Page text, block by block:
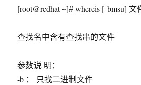
[root@redhat ~]# whereis [-bmsu] 文
查找名中含有查找串的文件
参数说 明：
-b ： 只找二进制文件